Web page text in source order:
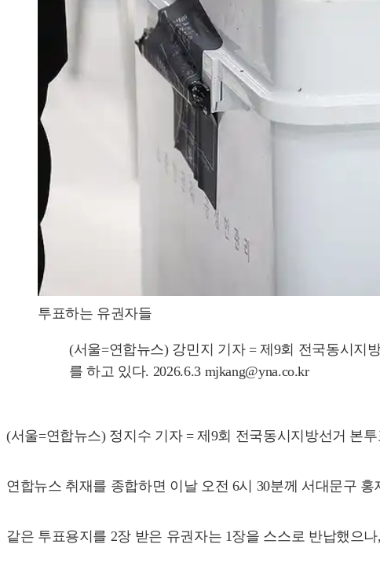
투표하는 유권자들
(서울=연합뉴스) 강민지 기자 = 제9회 전국동시지
를 하고 있다. 2026.6.3 mjkang@yna.co.kr
(서울=연합뉴스) 정지수 기자 = 제9회 전국동시지방선거 본
연합뉴스 취재를 종합하면 이날 오전 6시 30분께 서대문구
같은 투표용지를 2장 받은 유권자는 1장을 스스로 반납했으